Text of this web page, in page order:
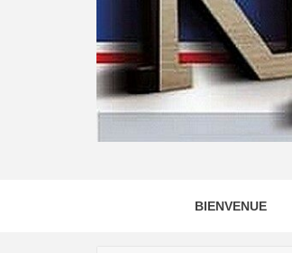
BIENVENUE